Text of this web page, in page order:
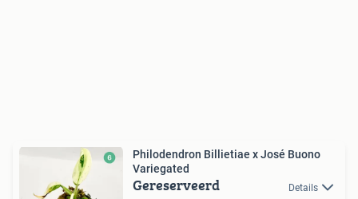
Philodendron Billietiae x José Buono
Variegated
Gereserveerd Details